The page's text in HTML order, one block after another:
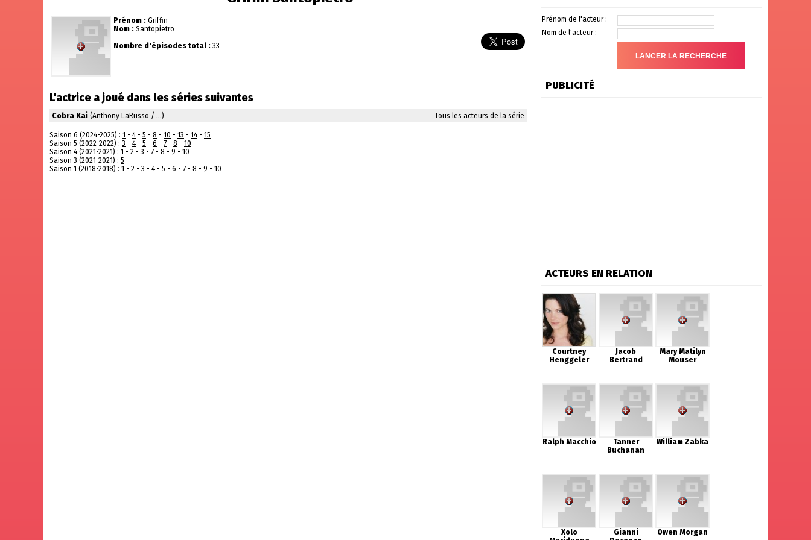
Prénom : Griffin
Nom : Santopietro
Nombre d'épisodes total : 33
L'actrice a joué dans les séries suivantes
Cobra Kai (Anthony LaRusso / ...) Tous les acteurs de la série
Saison 6 (2024-2025) : 1 - 4 - 5 - 8 - 10 - 13 - 14 - 15
Saison 5 (2022-2022) : 3 - 4 - 5 - 6 - 7 - 8 - 10
Saison 4 (2021-2021) : 1 - 2 - 3 - 7 - 8 - 9 - 10
Saison 3 (2021-2021) : 5
Saison 1 (2018-2018) : 1 - 2 - 3 - 4 - 5 - 6 - 7 - 8 - 9 - 10
Prénom de l'acteur :
Nom de l'acteur :
PUBLICITÉ
ACTEURS EN RELATION
Courtney
Henggeler
Jacob
Bertrand
Mary Matilyn
Mouser
Ralph Macchio
Tanner
Buchanan
William Zabka
Xolo
Gianni
Owen Morgan